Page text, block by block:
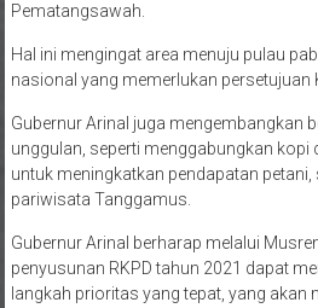
Pematangsawah.
Hal ini mengingat area menuju pulau
nasional yang memerlukan persetujuan
Gubernur Arinal juga mengembangkan
unggulan, seperti menggabungkan kopi
untuk meningkatkan pendapatan petani,
pariwisata Tanggamus.
Gubernur Arinal berharap melalui
penyusunan RKPD tahun 2021 dapat
langkah prioritas yang tepat, yang akan